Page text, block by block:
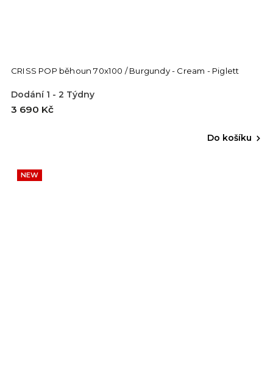
CRISS POP běhoun 70x100 / Burgundy - Cream - Piglett
Dodání 1 - 2 Týdny
3 690 Kč
Do košíku
NEW